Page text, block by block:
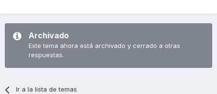
Archivado
Este tema ahora está archivado y cerrado a otras
respuestas.
Ir a la lista de temas